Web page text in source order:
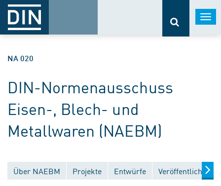
NA 020
DIN-Normenausschuss
Eisen-, Blech- und
Metallwaren (NAEBM)
Über NAEBM Projekte Entwürfe